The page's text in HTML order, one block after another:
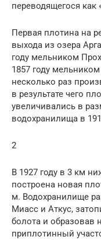
переводящегося как
Первая плотина на
выхода из озера
году мельником
1857 году
несколько раз
в результате чего
увеличивались в
водохранилища в
2
В 1927 году в 3 км
построена новая
м. Водохранилище
Миасс и Аткус,
болота и образовав
приплотинный